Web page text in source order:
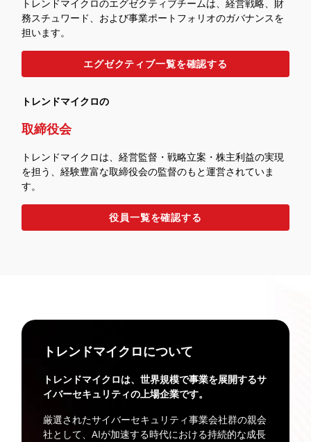
トレンドマイクロのエグゼクティブチームは、経営戦略、財
務スチュワード、および事業ポートフォリオのガバナンスを
担います。
エグゼクティブ一覧を確認する
トレンドマイクロの
取締役会
トレンドマイクロは、経営監督・戦略立案・株主利益の実現
を担う、経験豊富な取締役会の監督のもと運営されていま
す。
役員一覧を確認する
トレンドマイクロについて
トレンドマイクロは、世界規模で事業を展開するサ
イバーセキュリティの上場企業です。
厳選されたサイバーセキュリティ事業会社群の親会
社として、AIが加速する時代における持続的な成長